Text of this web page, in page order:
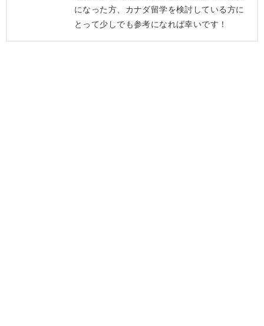
になった方、カナダ留学を検討している方に
とって少しでも参考になれば幸いです！